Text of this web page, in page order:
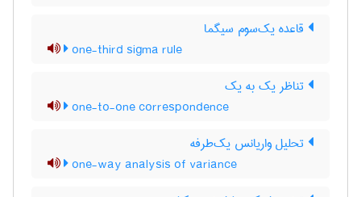
قاعده یک‌سوم سیگما
one-third sigma rule
تناظر یک به یک
one-to-one correspondence
تحلیل واریانس یک‌طرفه
one-way analysis of variance